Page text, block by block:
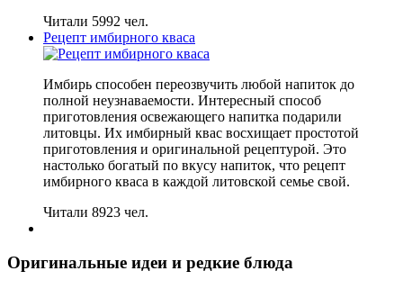
Читали 5992 чел.
Рецепт имбирного кваса
Имбирь способен переозвучить любой напиток до
полной неузнаваемости. Интересный способ
приготовления освежающего напитка подарили
литовцы. Их имбирный квас восхищает простотой
приготовления и оригинальной рецептурой. Это
настолько богатый по вкусу напиток, что рецепт
имбирного кваса в каждой литовской семье свой.
Читали 8923 чел.
Оригинальные идеи и редкие блюда